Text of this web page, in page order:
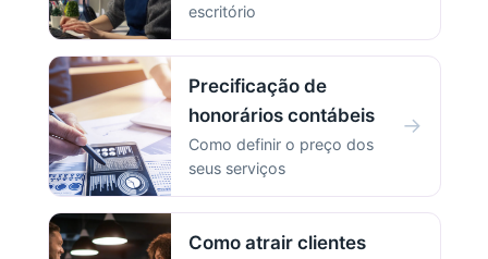
escritório
Precificação de
honorários contábeis
Como definir o preço dos
seus serviços
→
Como atrair clientes